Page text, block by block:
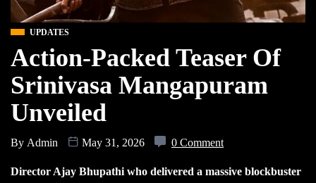
UPDATES
Action-Packed Teaser Of
Srinivasa Mangapuram
Unveiled
By Admin May 31, 2026 0 Comment
Director Ajay Bhupathi who delivered a massive blockbuster